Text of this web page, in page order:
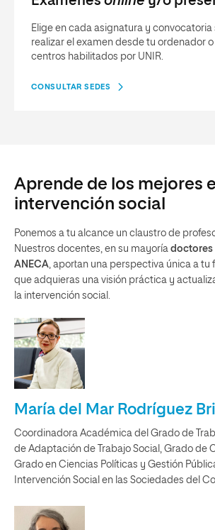
Elige en cada asignatura y convocatoria
realizar el examen desde tu ordenador o
centros habilitados por UNIR.
CONSULTAR SEDES
Aprende de los mejores
intervención social
Ponemos a tu alcance un claustro de
Nuestros docentes, en su mayoría doctores
ANECA, aportan una perspectiva única a tu
que adquieras una visión práctica y
la intervención social.
María del Mar Rodríguez
Coordinadora Académica del Grado de
de Adaptación de Trabajo Social, Grado de
Grado en Ciencias Políticas y Gestión
Intervención Social en las Sociedades del